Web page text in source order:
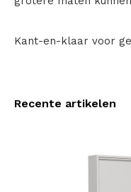
Kant-en-klaar voor
Recente artikelen